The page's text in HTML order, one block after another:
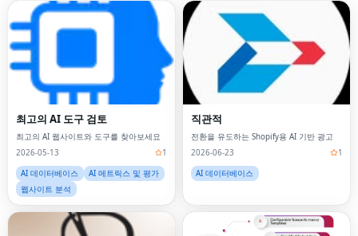
최고의 AI 도구 검토
최고의 AI 웹사이트와 도구를 찾아보세요
2026-05-13
1
AI 데이터베이스
AI 메트릭스 및 평가
웹사이트 분석
직관적
전환을 유도하는 Shopify용 AI 기반 광고
2026-06-23
1
AI 데이터베이스